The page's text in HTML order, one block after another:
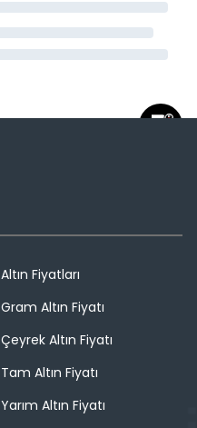
Altın Fiyatları
Gram Altın Fiyatı
Çeyrek Altın Fiyatı
Tam Altın Fiyatı
Yarım Altın Fiyatı